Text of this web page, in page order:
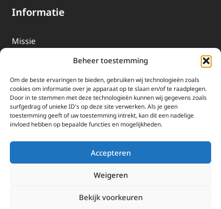
Beheer toestemming
Om de beste ervaringen te bieden, gebruiken wij technologieën zoals
cookies om informatie over je apparaat op te slaan en/of te raadplegen.
Door in te stemmen met deze technologieën kunnen wij gegevens zoals
surfgedrag of unieke ID's op deze site verwerken. Als je geen
toestemming geeft of uw toestemming intrekt, kan dit een nadelige
invloed hebben op bepaalde functies en mogelijkheden.
Accepteren
Weigeren
Bekijk voorkeuren
Informatie
Missie
EWTN-Team
Organisatiegegevens
Doneren
EWTN wordt uitsluitend gefinancierd door uw donaties.
Wij ontvangen bewust geen advertentie-inkomsten of